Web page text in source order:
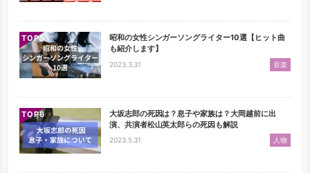
TOP
昭和の女性シンガーソングライター10選【ヒット曲
も紹介します】
2023.3.31 音楽
TOP
大坂志郎の死因は？息子や家族は？大岡越前に出
演、共演者松山英太郎らの死因も解説
2023.5.31 人物